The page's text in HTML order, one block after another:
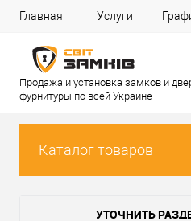
Главная Услуги
Продажа и установка замков и
фурнитуры по всей Украине
Каталог товаров
УТОЧНИТЬ